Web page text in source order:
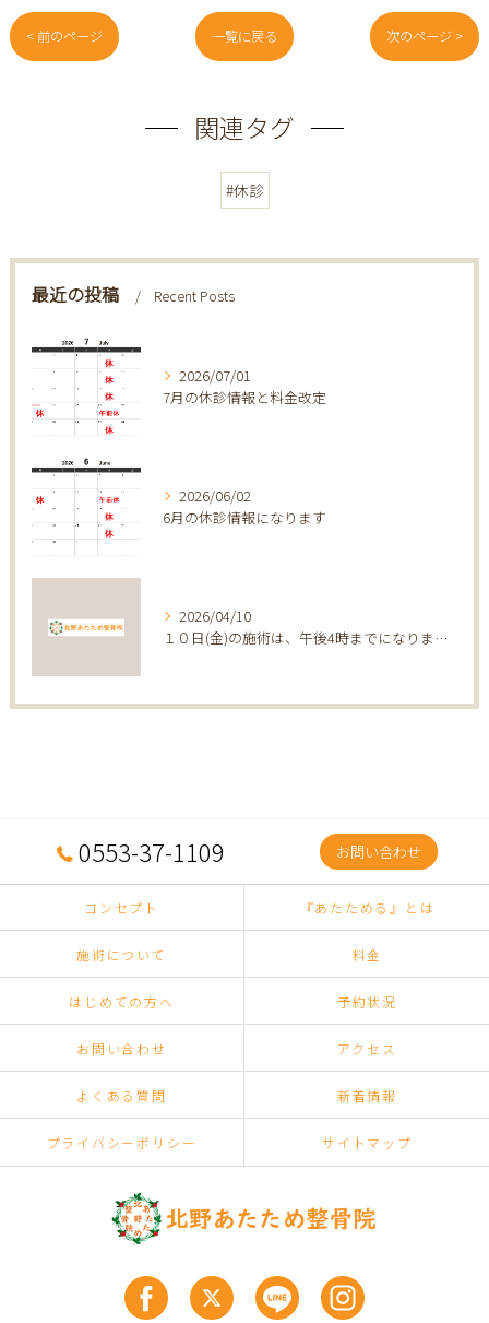
< 前のページ 一覧に戻る 次のページ >
関連タグ
#休診
最近の投稿 Recent Posts
2026/07/01
7月の休診情報と料金改定
2026/06/02
6月の休診情報になります
2026/04/10
１０日(金)の施術は、午後4時までになります。
0553-37-1109 お問い合わせ
コンセプト 『あたためる』とは
施術について 料金
はじめての方へ 予約状況
お問い合わせ アクセス
よくある質問 新着情報
プライバシーポリシー サイトマップ